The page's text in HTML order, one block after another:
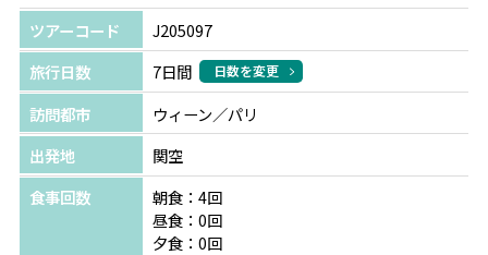
ツアーコード
J205097
旅行日数
7日間 日数を変更
訪問都市
ウィーン／パリ
出発地
関空
食事回数
朝食：4回
昼食：0回
夕食：0回